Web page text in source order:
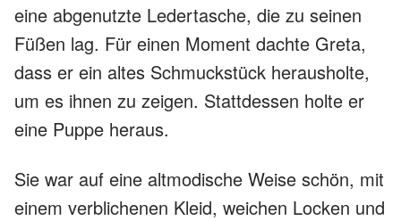
eine abgenutzte Ledertasche, die zu seinen
Füßen lag. Für einen Moment dachte Greta,
dass er ein altes Schmuckstück herausholte,
um es ihnen zu zeigen. Stattdessen holte er
eine Puppe heraus.
Sie war auf eine altmodische Weise schön, mit
einem verblichenen Kleid, weichen Locken und